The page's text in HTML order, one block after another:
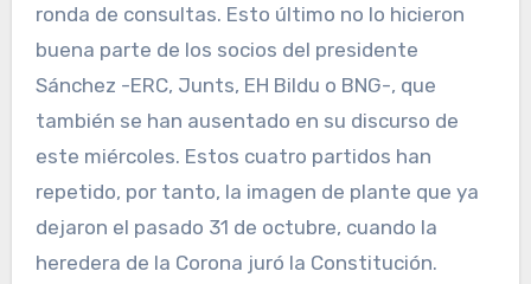
ronda de consultas. Esto último no lo hicieron
buena parte de los socios del presidente
Sánchez -ERC, Junts, EH Bildu o BNG-, que
también se han ausentado en su discurso de
este miércoles. Estos cuatro partidos han
repetido, por tanto, la imagen de plante que ya
dejaron el pasado 31 de octubre, cuando la
heredera de la Corona juró la Constitución.